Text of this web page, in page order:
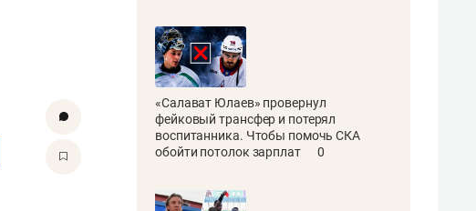
«Салават Юлаев» провернул
фейковый трансфер и потерял
воспитанника. Чтобы помочь СКА
обойти потолок зарплат
0